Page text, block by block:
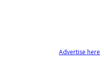
Advertise here